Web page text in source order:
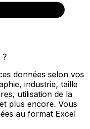
?
données selon vos
industrie, taille
utilisation de la
plus encore. Vous
au format Excel